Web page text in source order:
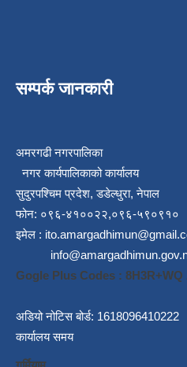
सम्पर्क जानकारी
अमरगढी नगरपालिका
नगर कार्यपालिकाको कार्यालय
सुदुरपश्चिम प्रदेश, डडेल्धुरा, नेपाल
फोन: ०९६-४१००२२,०९६-५९०९१०
इमेल :
Gogle Plus Codes :
अडियो नोटिस बोर्ड: 1618096410222
कार्यालय समय